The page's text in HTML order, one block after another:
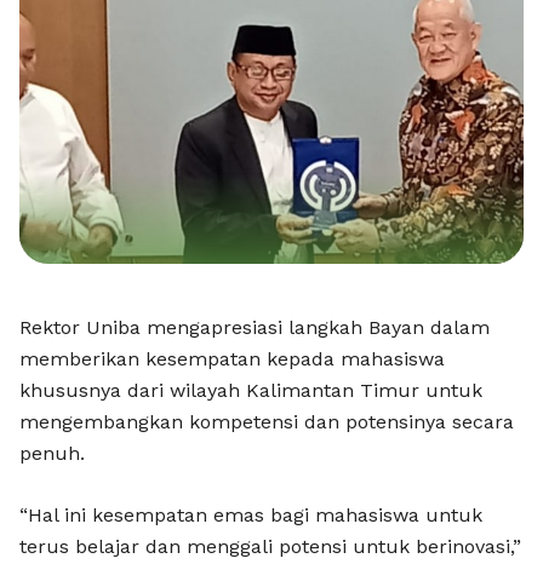
Rektor Uniba mengapresiasi langkah Bayan dalam
memberikan kesempatan kepada mahasiswa
khususnya dari wilayah Kalimantan Timur untuk
mengembangkan kompetensi dan potensinya secara
penuh.
“Hal ini kesempatan emas bagi mahasiswa untuk
terus belajar dan menggali potensi untuk berinovasi,”